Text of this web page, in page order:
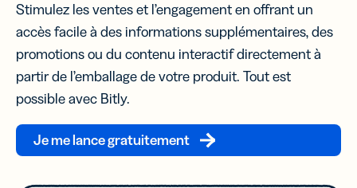
Stimulez les ventes et l’engagement en offrant un
accès facile à des informations supplémentaires, des
promotions ou du contenu interactif directement à
partir de l’emballage de votre produit. Tout est
possible avec Bitly.
Je me lance gratuitement